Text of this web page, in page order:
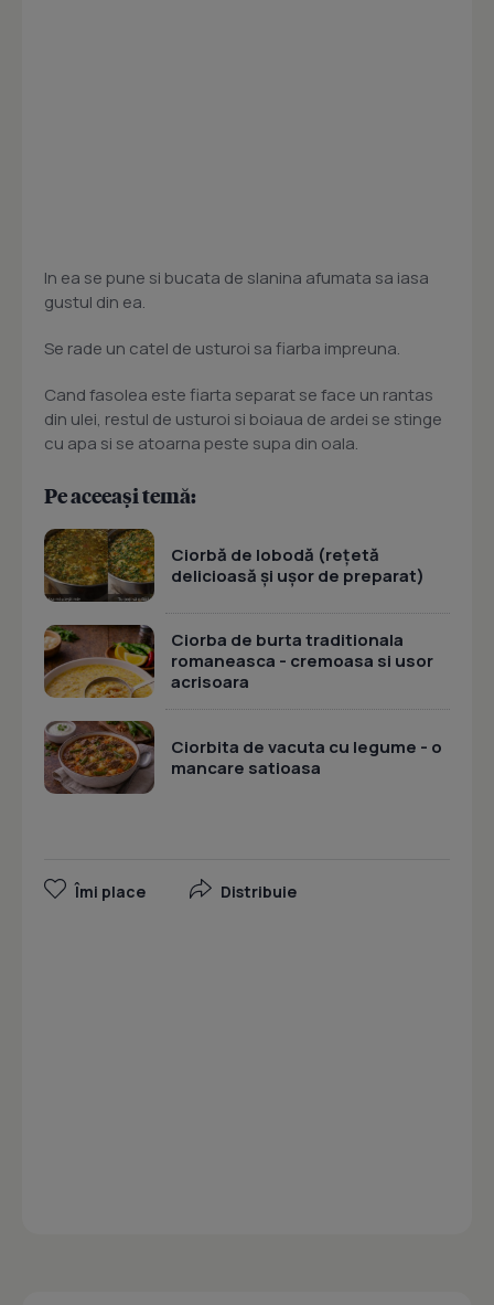
In ea se pune si bucata de slanina afumata sa iasa
gustul din ea.
Se rade un catel de usturoi sa fiarba impreuna.
Cand fasolea este fiarta separat se face un rantas
din ulei, restul de usturoi si boiaua de ardei se stinge
cu apa si se atoarna peste supa din oala.
Pe aceeași temă:
Ciorbă de lobodă (rețetă
delicioasă și ușor de preparat)
Ciorba de burta traditionala
romaneasca - cremoasa si usor
acrisoara
Ciorbita de vacuta cu legume - o
mancare satioasa
Îmi place Distribuie